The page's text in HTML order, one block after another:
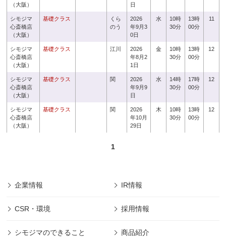
（大阪）
日
シモジマ
心斎橋店
（大阪）
基礎クラス
くら
のう
2026
年9月3
0日
水
10時
30分
13時
00分
11
シモジマ
心斎橋店
（大阪）
基礎クラス 江川
2026
年8月2
1日
金
10時
30分
13時
00分
12
シモジマ
心斎橋店
（大阪）
基礎クラス 関
2026
年9月9
日
水
14時
30分
17時
00分
12
シモジマ
心斎橋店
（大阪）
基礎クラス 関
2026
年10月
29日
木
10時
30分
13時
00分
12
1
企業情報 IR情報
CSR・環境 採用情報
シモジマのできること 商品紹介